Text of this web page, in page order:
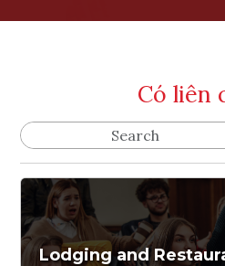
Có liên
Lodging and